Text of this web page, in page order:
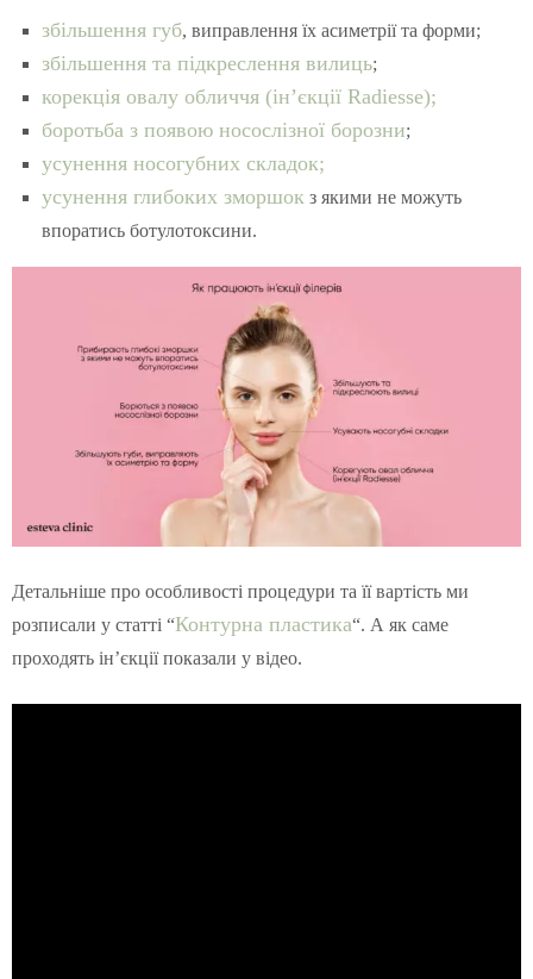
збільшення губ, виправлення їх асиметрії та форми;
збільшення та підкреслення вилиць;
корекція овалу обличчя (ін’єкції Radiesse);
боротьба з появою носослізної борозни;
усунення носогубних складок;
усунення глибоких зморшок з якими не можуть
впоратись ботулотоксини.
Детальніше про особливості процедури та її вартість ми
розписали у статті “Контурна пластика“. А як саме
проходять ін’єкції показали у відео.